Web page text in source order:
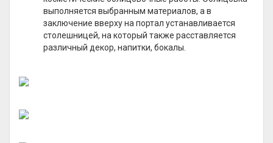
выполняется выбранным материалов, а в
заключение вверху на портал устанавливается
столешницей, на который также расставляется
различный декор, напитки, бокалы.